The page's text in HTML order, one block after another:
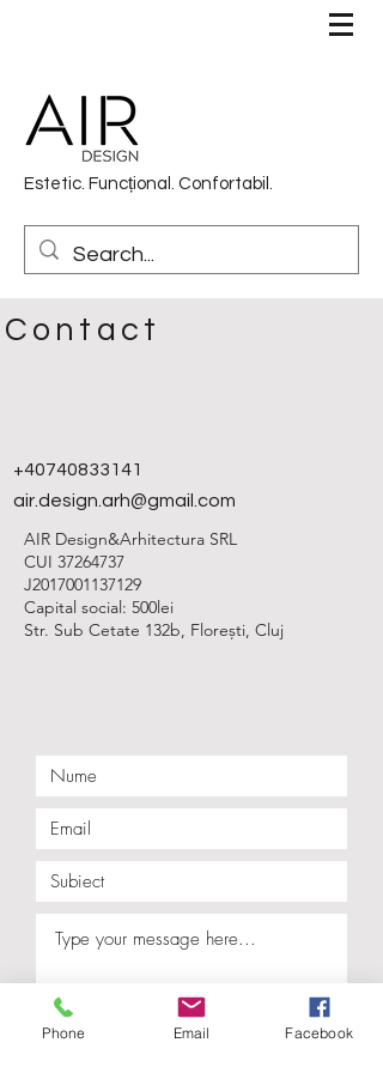
Estetic. Funcțional. Confortabil.
Contact
+40740833141
air.design.arh@gmail.com
AIR Design&Arhitectura SRL
CUI 37264737
J2017001137129
Capital social: 500lei
Str. Sub Cetate 132b, Florești, Cluj
Phone Email Facebook